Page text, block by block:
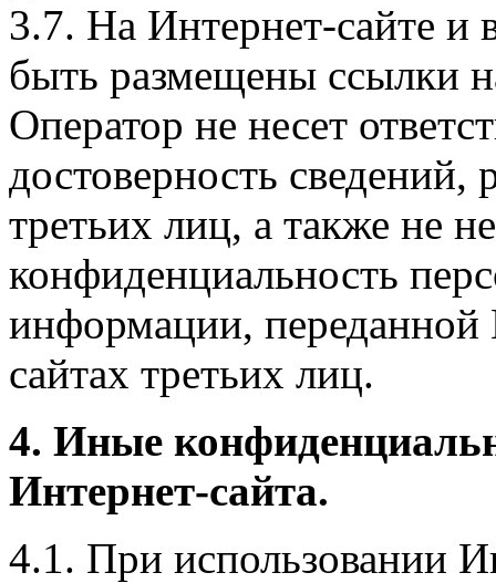
3.7. На Интернет-сайте
быть размещены ссылки
Оператор не несет
достоверность
третьих лиц, а также не
конфиденциальность
информации, переданной
сайтах третьих лиц.
4. Иные
Интернет-сайта.
4.1. При использовании